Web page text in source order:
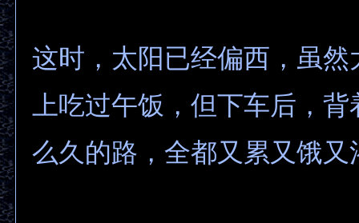
这时，太阳已经偏西，虽然
上吃过午饭，但下车后，
么久的路，全都又累又饿又